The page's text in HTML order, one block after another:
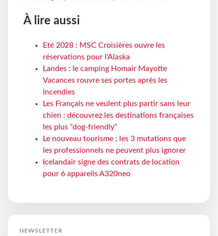
À lire aussi
Eté 2028 : MSC Croisières ouvre les
réservations pour l'Alaska
Landes : le camping Homair Mayotte
Vacances rouvre ses portes après les
incendies
Les Français ne veulent plus partir sans leur
chien : découvrez les destinations françaises
les plus “dog-friendly”
Le nouveau tourisme : les 3 mutations que
les professionnels ne peuvent plus ignorer
Icelandair signe des contrats de location
pour 6 appareils A320neo
NEWSLETTER